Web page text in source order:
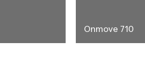
Onmove 710